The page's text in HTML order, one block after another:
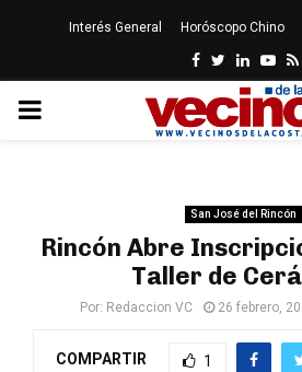
Interés General Horóscopo Chino
Facebook
Twitter
Linkedin
PRIMARY
San José del Rincón
Rincón Abre
Taller de
Por: Redaccion VC 26 febrero,
COMPARTIR 1